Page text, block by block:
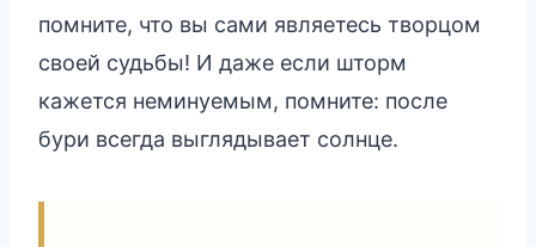
помните, что вы сами являетесь творцом
своей судьбы! И даже если шторм
кажется неминуемым, помните: после
бури всегда выглядывает солнце.